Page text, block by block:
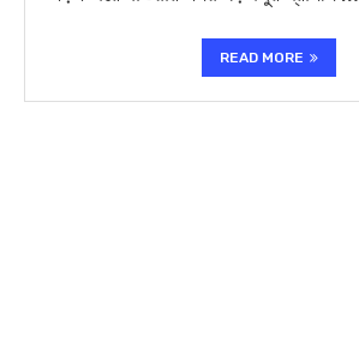
READ MORE